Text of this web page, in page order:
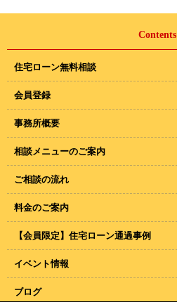
Contents
住宅ローン無料相談
会員登録
事務所概要
相談メニューのご案内
ご相談の流れ
料金のご案内
【会員限定】住宅ローン通過事例
イベント情報
ブログ